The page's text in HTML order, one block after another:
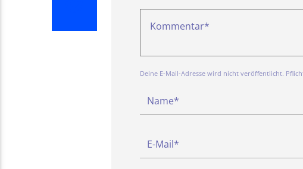
Deine E-Mail-Adresse wird nicht veröffentlicht.